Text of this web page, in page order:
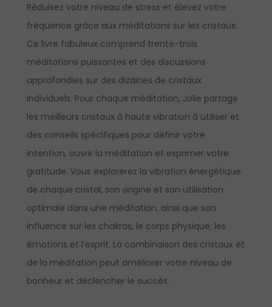
Réduisez votre niveau de stress et élevez votre
fréquence grâce aux méditations sur les cristaux.
Ce livre fabuleux comprend trente-trois
méditations puissantes et des discussions
approfondies sur des dizaines de cristaux
individuels. Pour chaque méditation, Jolie partage
les meilleurs cristaux à haute vibration à utiliser et
des conseils spécifiques pour définir votre
intention, ouvrir la méditation et exprimer votre
gratitude. Vous explorerez la vibration énergétique
de chaque cristal, son origine et son utilisation
optimale dans une méditation, ainsi que son
influence sur les chakras, le corps physique, les
émotions et l’esprit. La combinaison des cristaux et
de la méditation peut améliorer votre niveau de
bonheur et déclencher le succès.